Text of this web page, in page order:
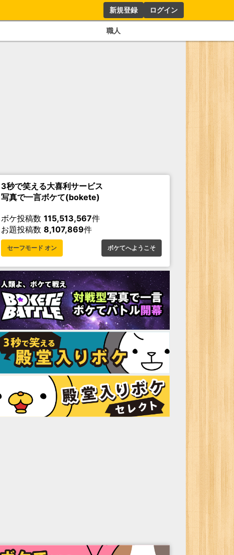
新規登録 ログイン
職人
3秒で笑える大喜利サービス
写真で一言ボケて(bokete)
ボケ投稿数 115,513,567件
お題投稿数 8,107,869件
セーフモード オン ボケてへようこそ